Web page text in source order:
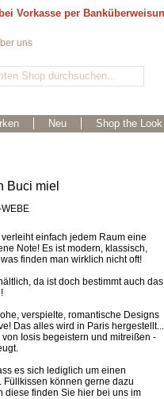
Vorkasse per
Neu Shop the Look
uns
Buci miel
einfach jedem Raum eine
Note! Es ist modern, klassisch,
finden man wirklich nicht oft!
da ist doch bestimmt auch das
verspielte, romantische Designs
Das alles wird in Paris hergestellt...
Iosis begeistern und mitreißen -
es sich lediglich um einen
Füllkissen können gerne dazu
diese finden Sie hier bei uns im